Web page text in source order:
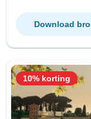
Download
10% korting